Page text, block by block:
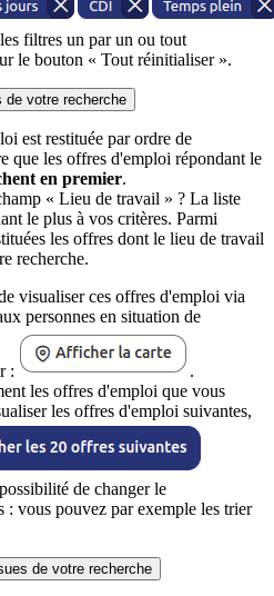
filtres un par un ou tout
le bouton « Tout réinitialiser ».
votre recherche
est restituée par ordre de
que les offres d'emploi répondant le
en premier.
« Lieu de travail » ? La liste
le plus à vos critères. Parmi
les offres dont le lieu de travail
recherche.
visualiser ces offres d'emploi via
personnes en situation de
:
.
les offres d'emploi que vous
les offres d'emploi suivantes,
de changer le
: vous pouvez par exemple les trier
de votre recherche